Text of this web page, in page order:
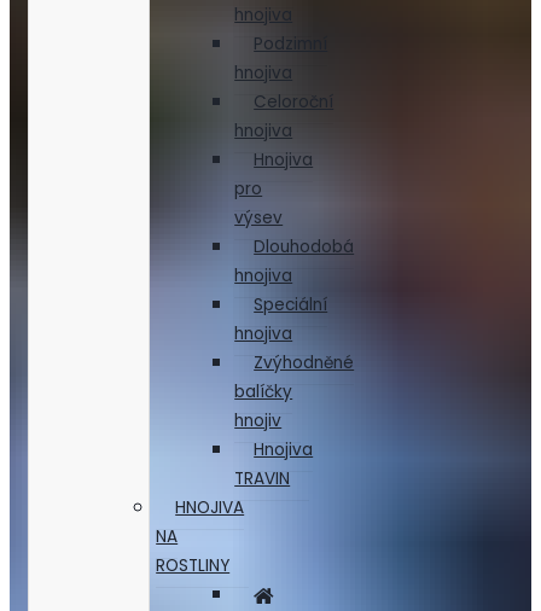
hnojiva
Podzimní
hnojiva
Celoroční
hnojiva
Hnojiva
pro
výsev
Dlouhodobá
hnojiva
Speciální
hnojiva
Zvýhodněné
balíčky
hnojiv
Hnojiva
TRAVIN
HNOJIVA
NA
ROSTLINY